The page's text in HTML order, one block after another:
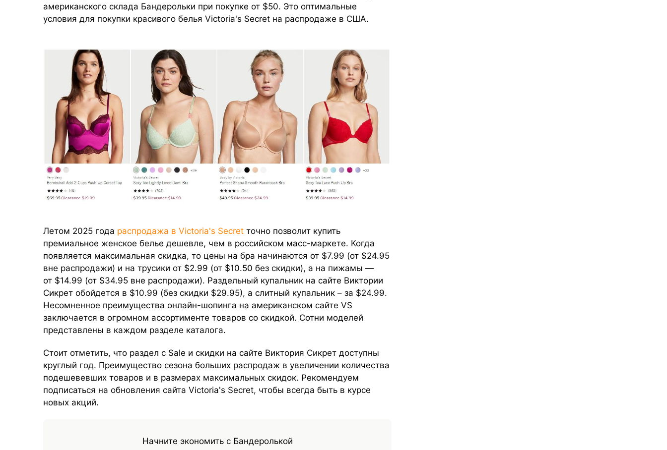
американского склада Бандерольки при покупке от $50. Это оптимальные
условия для покупки красивого белья Victoria's Secret на распродаже в США.
Летом 2025 года распродажа в Victoria's Secret точно позволит купить
премиальное женское белье дешевле, чем в российском масс-маркете. Когда
появляется максимальная скидка, то цены на бра начинаются от $7.99 (от $24.95
вне распродажи) и на трусики от $2.99 (от $10.50 без скидки), а на пижамы —
от $14.99 (от $34.95 вне распродажи). Раздельный купальник на сайте Виктории
Сикрет обойдется в $10.99 (без скидки $29.95), а слитный купальник – за $24.99.
Несомненное преимущества онлайн-шопинга на американском сайте VS
заключается в огромном ассортименте товаров со скидкой. Сотни моделей
представлены в каждом разделе каталога.
Стоит отметить, что раздел с Sale и скидки на сайте Виктория Сикрет доступны
круглый год. Преимущество сезона больших распродаж в увеличении количества
подешевевших товаров и в размерах максимальных скидок. Рекомендуем
подписаться на обновления сайта Victoria's Secret, чтобы всегда быть в курсе
новых акций.
Начните экономить с Бандеролькой